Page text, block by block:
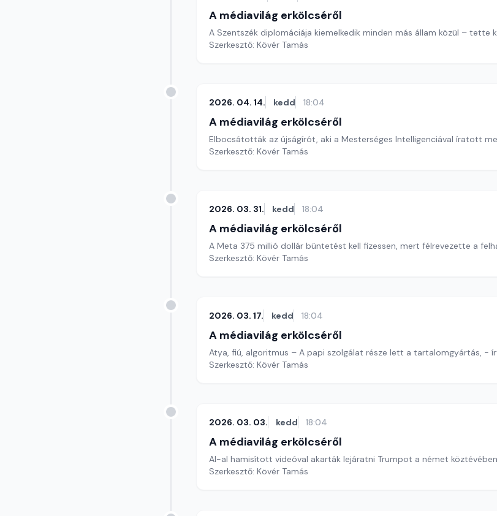
A médiavilág erkölcséről
A Szentszék diplomáciája kiemelkedik minden más állam közül – tette
Szerkesztő: Kövér Tamás
2026. 04. 14. kedd 18:04
A médiavilág erkölcséről
Elbocsátották az újságírót, aki a Mesterséges Intelligenciával íratott
Szerkesztő: Kövér Tamás
2026. 03. 31. kedd 18:04
A médiavilág erkölcséről
A Meta 375 millió dollár büntetést kell fizessen, mert félrevezette a
Szerkesztő: Kövér Tamás
2026. 03. 17. kedd 18:04
A médiavilág erkölcséről
Atya, fiú, algoritmus – A papi szolgálat része lett a tartalomgyártás, -
Szerkesztő: Kövér Tamás
2026. 03. 03. kedd 18:04
A médiavilág erkölcséről
AI-al hamisított videóval akarták lejáratni Trumpot a német
Szerkesztő: Kövér Tamás